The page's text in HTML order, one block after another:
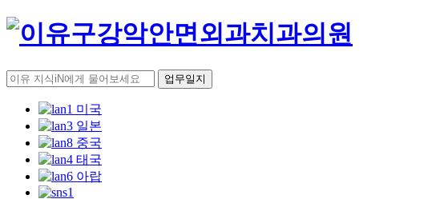
업무일지